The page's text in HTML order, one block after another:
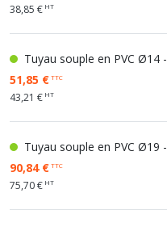
38,85 € HT
Tuyau souple en PVC Ø14
51,85 €TTC
43,21 € HT
Tuyau souple en PVC Ø19
90,84 €TTC
75,70 € HT